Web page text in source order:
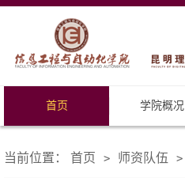
首页 学院概况
当前位置： 首页 > 师资队伍 >